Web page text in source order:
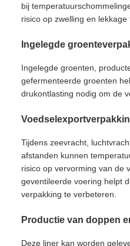
bij
risico op zwelling en
Ingelegde
Ingelegde groenten,
gefermenteerde groenten
drukontlasting nodig om de
Tijdens zeevracht,
afstanden kunnen
risico op vervorming van de
geventileerde voering helpt
verpakking te verbeteren.
Productie van doppen
Deze liner kan worden